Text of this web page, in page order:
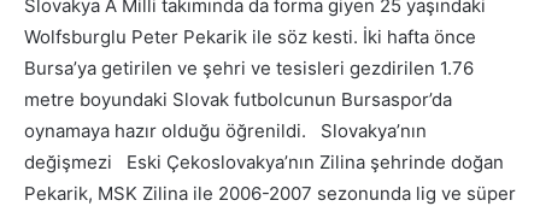
Slovakya A Milli takımında da forma giyen 25 yaşındaki
Wolfsburglu Peter Pekarik ile söz kesti. İki hafta önce
Bursa’ya getirilen ve şehri ve tesisleri gezdirilen 1.76
metre boyundaki Slovak futbolcunun Bursaspor’da
oynamaya hazır olduğu öğrenildi. Slovakya’nın
değişmezi Eski Çekoslovakya’nın Zilina şehrinde doğan
Pekarik, MSK Zilina ile 2006-2007 sezonunda lig ve süper